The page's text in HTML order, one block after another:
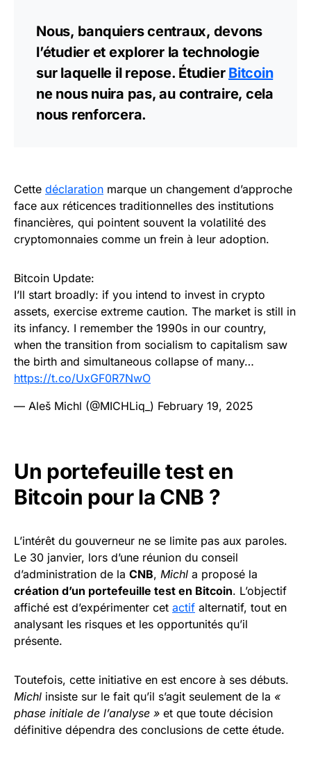
Nous, banquiers centraux, devons
l’étudier et explorer la technologie
sur laquelle il repose. Étudier Bitcoin
ne nous nuira pas, au contraire, cela
nous renforcera.
Cette déclaration marque un changement d’approche
face aux réticences traditionnelles des institutions
financières, qui pointent souvent la volatilité des
cryptomonnaies comme un frein à leur adoption.
Bitcoin Update:
I’ll start broadly: if you intend to invest in crypto
assets, exercise extreme caution. The market is still in
its infancy. I remember the 1990s in our country,
when the transition from socialism to capitalism saw
the birth and simultaneous collapse of many…
https://t.co/UxGF0R7NwO
— Aleš Michl (@MICHLiq_) February 19, 2025
Un portefeuille test en
Bitcoin pour la CNB ?
L’intérêt du gouverneur ne se limite pas aux paroles.
Le 30 janvier, lors d’une réunion du conseil
d’administration de la CNB, Michl a proposé la
création d’un portefeuille test en Bitcoin. L’objectif
affiché est d’expérimenter cet actif alternatif, tout en
analysant les risques et les opportunités qu’il
présente.
Toutefois, cette initiative en est encore à ses débuts.
Michl insiste sur le fait qu’il s’agit seulement de la «
phase initiale de l’analyse » et que toute décision
définitive dépendra des conclusions de cette étude.